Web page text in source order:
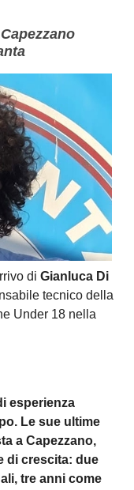
di Gianluca Di
tecnico della
Under 18 nella
esperienza
Le sue ultime
a Capezzano,
di crescita: due
tre anni come